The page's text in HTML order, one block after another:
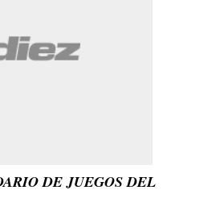
DE JUEGOS DEL